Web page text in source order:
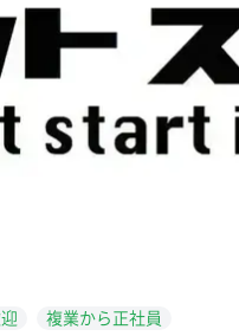
複業から正社員